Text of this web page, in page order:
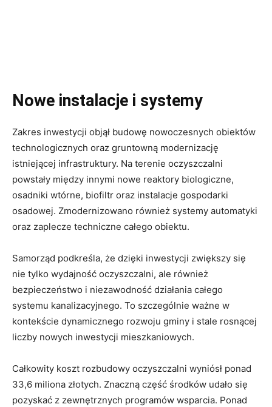
Nowe instalacje i systemy
Zakres inwestycji objął budowę nowoczesnych obiektów
technologicznych oraz gruntowną modernizację
istniejącej infrastruktury. Na terenie oczyszczalni
powstały między innymi nowe reaktory biologiczne,
osadniki wtórne, biofiltr oraz instalacje gospodarki
osadowej. Zmodernizowano również systemy automatyki
oraz zaplecze techniczne całego obiektu.
Samorząd podkreśla, że dzięki inwestycji zwiększy się
nie tylko wydajność oczyszczalni, ale również
bezpieczeństwo i niezawodność działania całego
systemu kanalizacyjnego. To szczególnie ważne w
kontekście dynamicznego rozwoju gminy i stale rosnącej
liczby nowych inwestycji mieszkaniowych.
Całkowity koszt rozbudowy oczyszczalni wyniósł ponad
33,6 miliona złotych. Znaczną część środków udało się
pozyskać z zewnętrznych programów wsparcia. Ponad